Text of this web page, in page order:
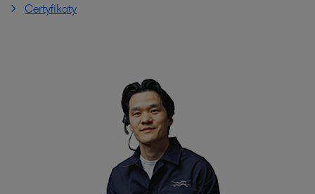
Certyfikaty